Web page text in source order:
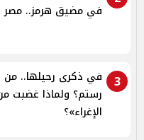
في مضيق هرمز.. مصر
3
في ذكرى رحيلها.. من
رستم؟ ولماذا غضبت
الإغراء»؟